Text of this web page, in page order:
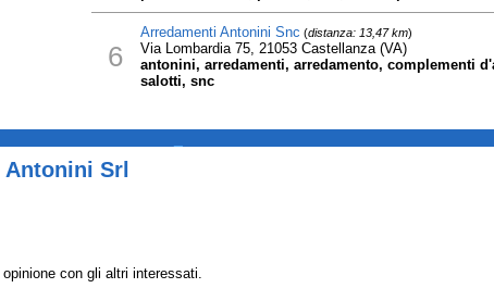
6
Arredamenti Antonini Snc (distanza: 13,47 km)
Via Lombardia 75, 21053 Castellanza (VA)
antonini, arredamenti, arredamento, complementi
salotti, snc
Srl
con gli altri interessati.